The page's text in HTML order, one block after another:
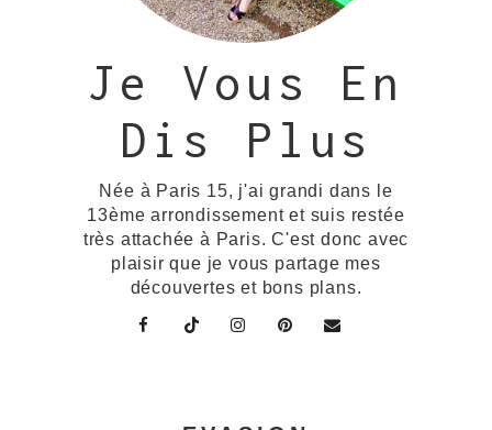
Je Vous En
Dis Plus
Née à Paris 15, j'ai grandi dans le
13ème arrondissement et suis restée
très attachée à Paris. C'est donc avec
plaisir que je vous partage mes
découvertes et bons plans.